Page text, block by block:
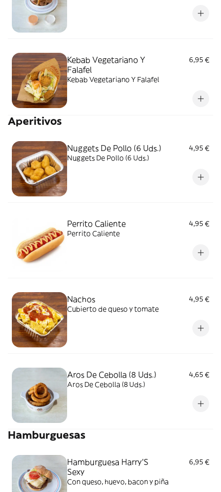
Kebab Vegetariano Y
Falafel
6,95 €
Kebab Vegetariano Y Falafel
Aperitivos
Nuggets De Pollo (6 Uds.)
4,95 €
Nuggets De Pollo (6 Uds.)
Perrito Caliente
4,95 €
Perrito Caliente
Nachos
4,95 €
Cubierto de queso y tomate
Aros De Cebolla (8 Uds.)
4,65 €
Aros De Cebolla (8 Uds.)
Hamburguesas
Hamburguesa Harry'S
Sexy
6,95 €
Con queso, huevo, bacon y piña